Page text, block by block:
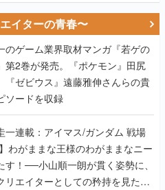
イターの青春〜
のゲーム業界取材マンガ『若ゲの
第2巻が発売。『ポケモン』田尻
『ゼビウス』遠藤雅伸さんらの貴
ソードを収録
一連載：アイマス/ガンダム 戦場
わがままな王様のわがままなニー
す！──小山順一朗が貫く姿勢に、
リエイターとしての矜持を見た